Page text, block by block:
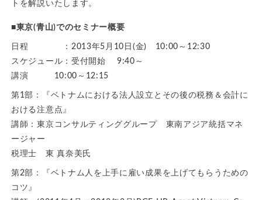
トを解説いたします。
■東京(青山)でのセミナー概要
日程 ：2013年5月10日(金) 10:00～12:30
スケジュール：受付開始 9:40～
講演 10:00～12:15
第1部：『ベトナムにおける法人設立とその後の税務＆会計に
おける注意点』
講師：東京コンサルティンググループ 東南アジア統括マネ
ージャー
税理士 東 真奈美氏
第2部：『ベトナム人を上手に雇い成果を上げてもらうための
コツ』